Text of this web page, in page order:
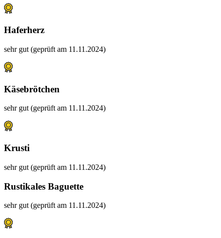
Haferherz
sehr gut (geprüft am 11.11.2024)
Käsebrötchen
sehr gut (geprüft am 11.11.2024)
Krusti
sehr gut (geprüft am 11.11.2024)
Rustikales Baguette
sehr gut (geprüft am 11.11.2024)